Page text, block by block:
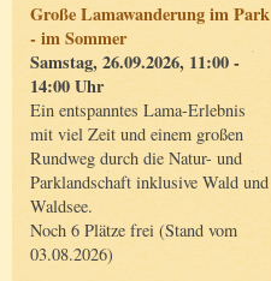
Große Lamawanderung im Park
- im Sommer
Samstag, 26.09.2026, 11:00 -
14:00 Uhr
Ein entspanntes Lama-Erlebnis
mit viel Zeit und einem großen
Rundweg durch die Natur- und
Parklandschaft inklusive Wald und
Waldsee.
Noch 6 Plätze frei (Stand vom
03.08.2026)